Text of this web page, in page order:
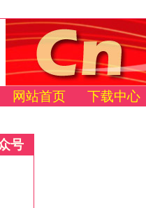
网站首页 下载中心
号